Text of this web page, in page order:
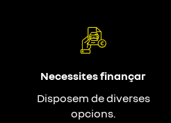
Necessites finançar
Disposem de diverses
opcions.